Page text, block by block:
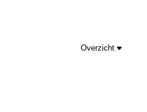
Overzicht